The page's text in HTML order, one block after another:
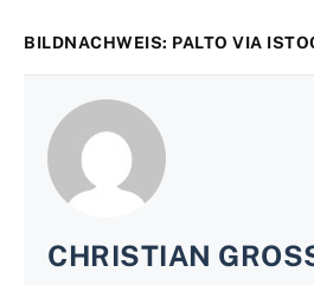
BILDNACHWEIS: PALTO VIA
CHRISTIAN